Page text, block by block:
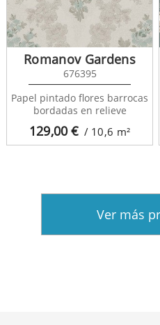
129,00€ / 10,6 m²
Romanov Gardens
676395
Papel pintado flores barrocas
bordadas en relieve
Ver más